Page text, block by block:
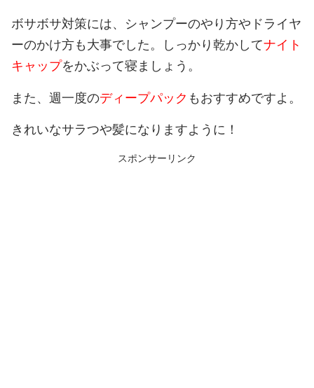
ボサボサ対策には、シャンプーのやり方やドライヤ
ーのかけ方も大事でした。しっかり乾かしてナイト
キャップをかぶって寝ましょう。
また、週一度のディープパック もおすすめですよ。
きれいなサラつや髪になりますように！
スポンサーリンク